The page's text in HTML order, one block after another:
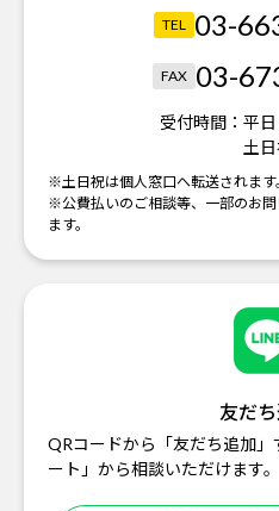
TEL 03-
FAX 03-
受付時間： 平
土
※土日祝は個人窓口へ転送されます
※公費払いのご相談等、一部のお
ます。
友だ
QRコードから「友だち追加
ート」から相談いただけます。